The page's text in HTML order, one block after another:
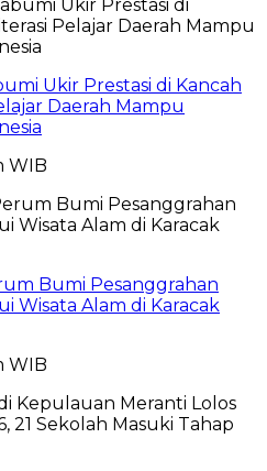
Ukir Prestasi di Kancah
Daerah Mampu
WIB
Bumi Pesanggrahan
Wisata Alam di Karacak
WIB